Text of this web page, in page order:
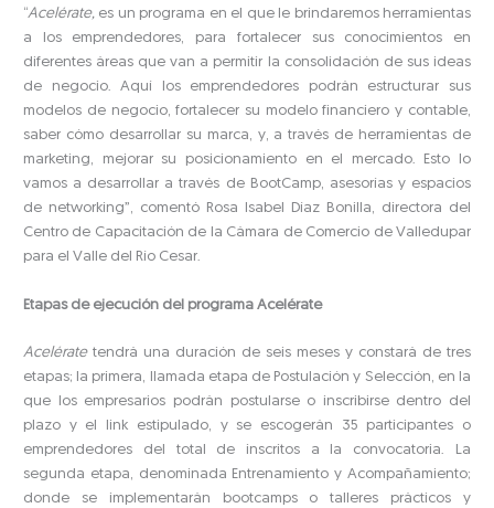
“Acelérate, es un programa en el que le brindaremos herramientas
a los emprendedores, para fortalecer sus conocimientos en
diferentes áreas que van a permitir la consolidación de sus ideas
de negocio. Aquí los emprendedores podrán estructurar sus
modelos de negocio, fortalecer su modelo financiero y contable,
saber cómo desarrollar su marca, y, a través de herramientas de
marketing, mejorar su posicionamiento en el mercado. Esto lo
vamos a desarrollar a través de BootCamp, asesorías y espacios
de networking”, comentó Rosa Isabel Díaz Bonilla, directora del
Centro de Capacitación de la Cámara de Comercio de Valledupar
para el Valle del Río Cesar.
Etapas de ejecución del programa Acelérate
Acelératetendrá una duración de seis meses y constará de tres
etapas; la primera, llamada etapa de Postulación y Selección, en la
que los empresarios podrán postularse o inscribirse dentro del
plazo y el link estipulado, y se escogerán 35 participantes o
emprendedores del total de inscritos a la convocatoria. La
segunda etapa, denominada Entrenamiento y Acompañamiento;
donde se implementarán bootcamps o talleres prácticos y